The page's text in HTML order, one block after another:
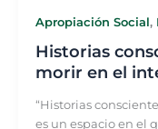
Apropiación Social,
Historias
morir en el
“Historias
es un espacio en el